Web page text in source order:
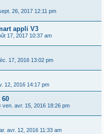
26, 2017 12:11 pm
appli V3
17, 2017 10:37 am
17, 2016 13:02 pm
12, 2016 14:17 pm
60
ven. avr. 15, 2016 18:26 pm
avr. 12, 2016 11:33 am